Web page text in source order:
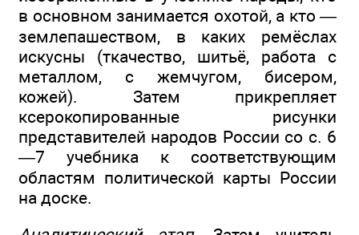
в основном занимается охотой, а кто —
землепашеством, в каких ремёслах
искусны (ткачество, шитьё, работа с
металлом, с жемчугом, бисером,
кожей). Затем прикрепляет
ксерокопированные рисунки
представителей народов России со с. 6
—7 учебника к соответствующим
областям политической карты России
на доске.